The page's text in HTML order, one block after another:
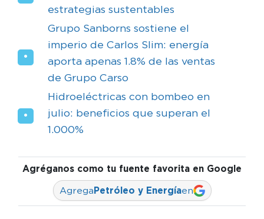
estrategias sustentables
Grupo Sanborns sostiene el
imperio de Carlos Slim: energía
aporta apenas 1.8% de las ventas
de Grupo Carso
Hidroeléctricas con bombeo en
julio: beneficios que superan el
1.000%
Agréganos como tu fuente favorita en Google
Agrega Petróleo y Energíaen